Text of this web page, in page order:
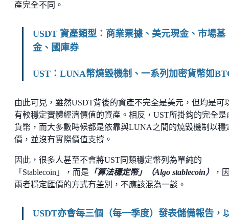
產完全不同。
USDT 資產類型：商業票據、美元現金、市場基
金、國庫券
UST：LUNA幣燒毀機制、一系列加密貨幣如
由此可見，雖然USDT背後的資產不完全是美元，但均是可
有較穩定實體經濟價值的資產。相反，UST所掛鈎的完全是
貨幣，而大多數時候都是依靠與LUNA之間的燒毀機制以穩
價，並沒有實際價值支撐。
因此，很多人甚至不會將UST同類穩定幣列為單純的
「Stablecoin」，而是 「算法穩定幣」（Algo stablecoin）
，
兩者穩定匯價的方式有差別，不應該混為一談。
USDT亦會每三個（每一季度）發表儲備報告，